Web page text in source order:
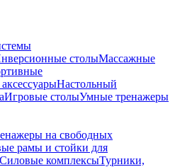
столыМассажные
Настольный
Игровые столыУмные тренажеры
на свободных
рамы и стойки для
Силовые комплексыТурники,